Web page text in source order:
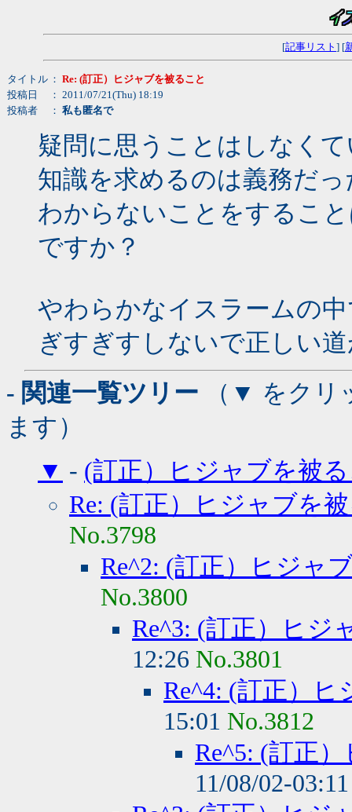
[記事リスト ] [
タイトル ： Re: (訂正）ヒジャブを被ること
投稿日
： 2011/07/21(Thu) 18:19
投稿者
： 私も匿名で
疑問に思うことはしなく
知識を求めるのは義務だ
わからないことをするこ
ですか？
やわらかなイスラームの
ぎすぎすしないで正しい
- 関連一覧ツリー （▼ をクリ
ます）
▼ - (訂正）ヒジャブを被
Re: (訂正）ヒジャブを
No.3798
Re^2: (訂正）ヒジャ
No.3800
Re^3: (訂正）ヒジ
12:26 No.3801
Re^4: (訂正）
15:01 No.3812
Re^5: (訂正
11/08/02-